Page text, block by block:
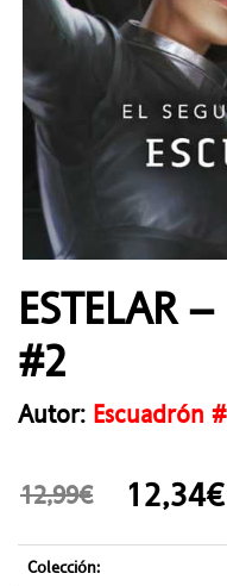
ESTELAR
#2
Autor: Escuadrón
12,99€
Colección: